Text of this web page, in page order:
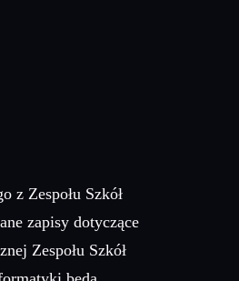
z Zespołu Szkół
zapisy dotyczące
Zespołu Szkół